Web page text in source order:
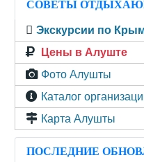
СОВЕТЫ
Экскурсии по
Цены в Алуште
Фото Алушты
Каталог
Карта Алушты
ПОСЛЕДНИЕ